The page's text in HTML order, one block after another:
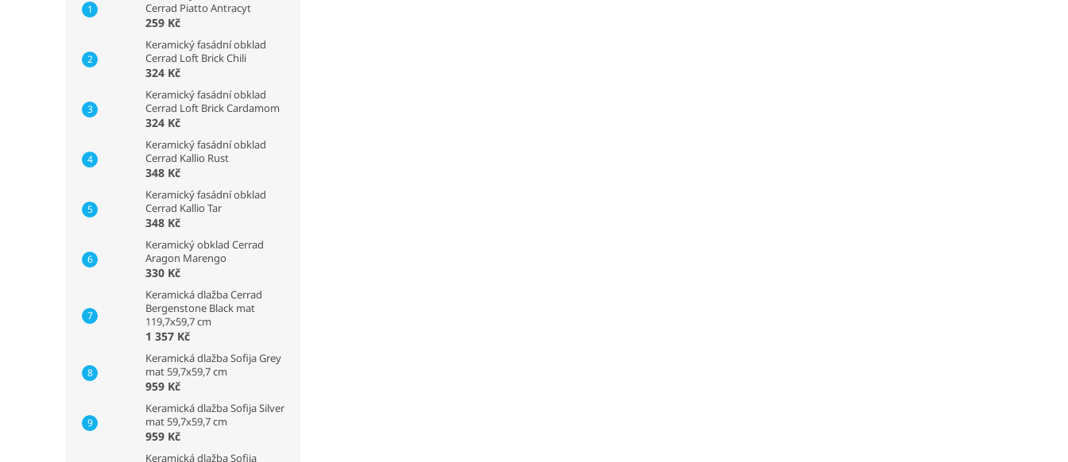
Cerrad Piatto Antracyt
259 Kč
Keramický fasádní obklad
Cerrad Loft Brick Chili
324 Kč
Keramický fasádní obklad
Cerrad Loft Brick Cardamom
324 Kč
Keramický fasádní obklad
Cerrad Kallio Rust
348 Kč
Keramický fasádní obklad
Cerrad Kallio Tar
348 Kč
Keramický obklad Cerrad
Aragon Marengo
330 Kč
Keramická dlažba Cerrad
Bergenstone Black mat
119,7x59,7 cm
1 357 Kč
Keramická dlažba Sofija Grey
mat 59,7x59,7 cm
959 Kč
Keramická dlažba Sofija Silver
mat 59,7x59,7 cm
959 Kč
Keramická dlažba Sofija